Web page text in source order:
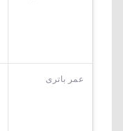
عمر باتری